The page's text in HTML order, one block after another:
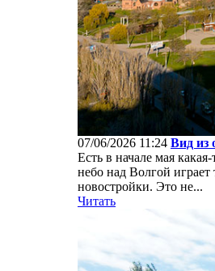
07/06/2026 11:24 Вид из
Есть в начале мая
небо над Волгой играет
новостройки. Это не...
Читать